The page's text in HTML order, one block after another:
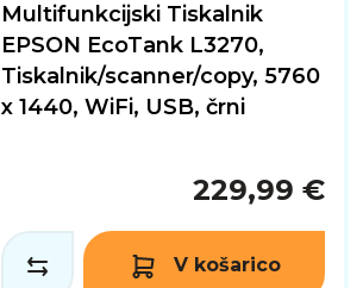
Multifunkcijski Tiskalnik
EPSON EcoTank L3270,
Tiskalnik/scanner/copy, 5760
x 1440, WiFi, USB, črni
229,99 €
V košarico